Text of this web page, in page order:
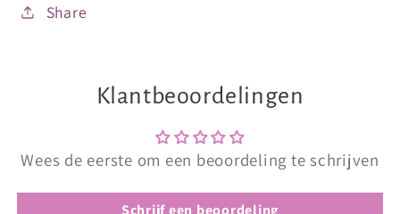
Share
Klantbeoordelingen
Wees de eerste om een beoordeling te schrijven
Schrijf een beoordeling